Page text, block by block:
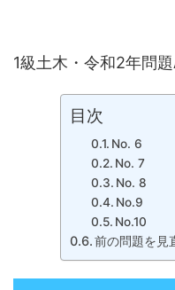
1級土木・令和2年問
目次
No. 6
No. 7
No. 8
No.9
No.10
前の問題を見